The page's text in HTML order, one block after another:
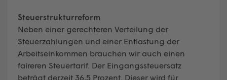
Steuerstrukturreform
Neben einer gerechteren Verteilung der
Steuerzahlungen und einer Entlastung der
Arbeitseinkommen brauchen wir auch einen
faireren Steuertarif. Der Eingangssteuersatz
beträgt derzeit 36,5 Prozent. Dieser wird für